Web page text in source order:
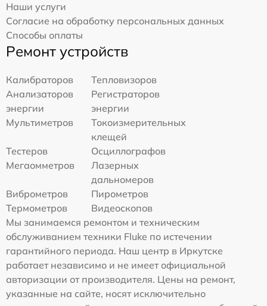
Наши услуги
Согласие на обработку персональных данных
Способы оплаты
Ремонт устройств
Калибраторов
Тепловизоров
Анализаторов
энергии
Регистраторов
энергии
Мультиметров
Токоизмерительных
клещей
Тестеров
Осциллографов
Мегаомметров
Лазерных
дальномеров
Виброметров
Пирометров
Термометров
Видеоскопов
Мы занимаемся ремонтом и техническим
обслуживанием техники Fluke по истечении
гарантийного периода. Наш центр в Иркутске
работает независимо и не имеет официальной
авторизации от производителя. Цены на ремонт,
указанные на сайте, носят исключительно